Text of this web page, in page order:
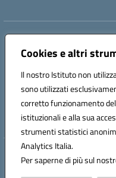
Cookies e altri
Il nostro Istituto non
sono utilizzati
corretto funzionamento
istituzionali e alla sua
strumenti statistici
Analytics Italia.
Per saperne di più sul
Indirizzo:
Centralino:+39 071 89 52 08
Codice fiscale: 93084540421
Codice meccanografico:
Codice unico di fatturazione
Hosting &
Concept &